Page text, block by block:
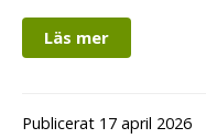
Läs mer
Publicerat 17 april 2026